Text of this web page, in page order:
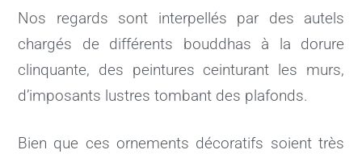
Nos regards sont interpellés par des autels
chargés de différents bouddhas à la dorure
clinquante, des peintures ceinturant les murs,
d’imposants lustres tombant des plafonds.
Bien que ces ornements décoratifs soient très